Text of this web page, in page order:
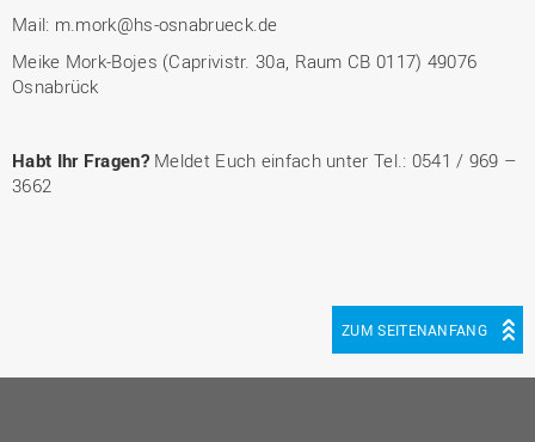
Mail: m.mork@hs-osnabrueck.de
Meike Mork-Bojes (Caprivistr. 30a, Raum CB 0117) 49076
Osnabrück
Habt Ihr Fragen? Meldet Euch einfach unter Tel.: 0541 / 969 –
3662
ZUM SEITENANFANG